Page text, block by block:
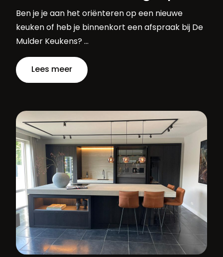
Ben je je aan het oriënteren op een nieuwe
keuken of heb je binnenkort een afspraak bij De
Mulder Keukens? …
Lees meer